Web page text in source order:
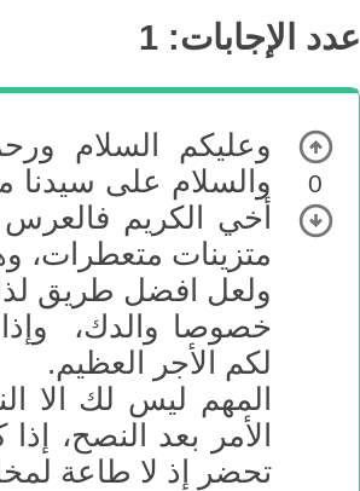
عدد الإجابات: 1
0
وعليكم السلام
والسلام على سيدنا
أخي الكريم
متزينات متعطرات،
ولعل افضل طريق
خصوصا والدك، وإذا
لكم الأجر العظيم.
المهم ليس لك الا
الأمر بعد النصح،
تحضر إذ لا طاعة